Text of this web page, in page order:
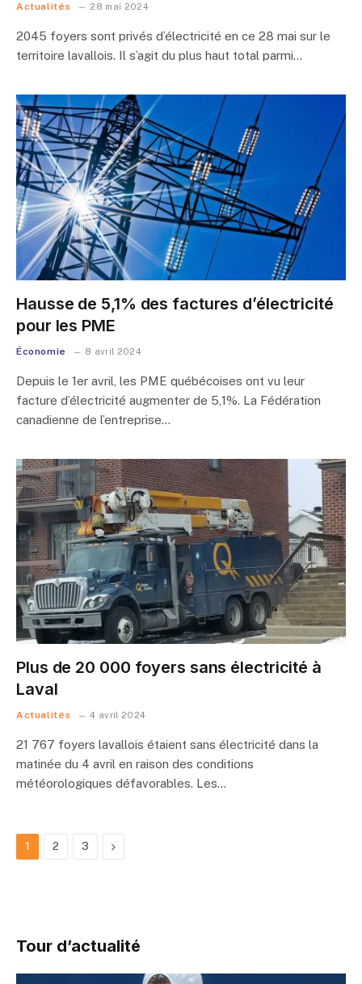
Actualités 28 mai 2024
2045 foyers sont privés d’électricité en ce 28 mai sur le
territoire lavallois. Il s’agit du plus haut total parmi…
Hausse de 5,1% des factures d’électricité
pour les PME
Économie 8 avril 2024
Depuis le 1er avril, les PME québécoises ont vu leur
facture d’électricité augmenter de 5,1%. La Fédération
canadienne de l’entreprise…
Plus de 20 000 foyers sans électricité à
Laval
Actualités 4 avril 2024
21 767 foyers lavallois étaient sans électricité dans la
matinée du 4 avril en raison des conditions
météorologiques défavorables. Les…
1 2 3 Next
Tour d’actualité